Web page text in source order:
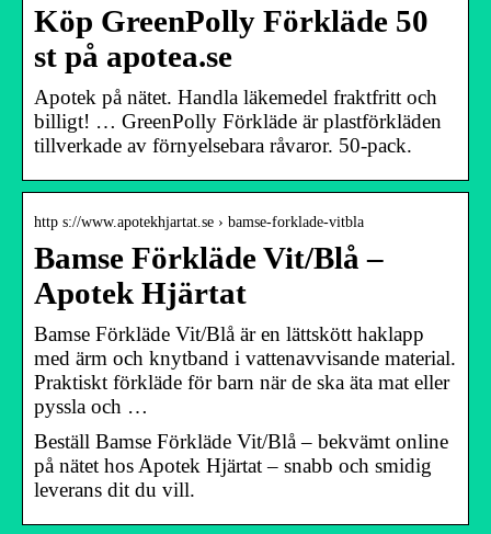
Köp GreenPolly Förkläde 50
st på apotea.se
Apotek på nätet. Handla läkemedel fraktfritt och
billigt! … GreenPolly Förkläde är plastförkläden
tillverkade av förnyelsebara råvaror. 50-pack.
http s://www.apotekhjartat.se › bamse-forklade-vitbla
Bamse Förkläde Vit/Blå –
Apotek Hjärtat
Bamse Förkläde Vit/Blå är en lättskött haklapp
med ärm och knytband i vattenavvisande material.
Praktiskt förkläde för barn när de ska äta mat eller
pyssla och …
Beställ Bamse Förkläde Vit/Blå – bekvämt online
på nätet hos Apotek Hjärtat – snabb och smidig
leverans dit du vill.